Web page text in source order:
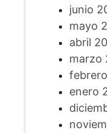
junio
mayo
abril
marzo
enero